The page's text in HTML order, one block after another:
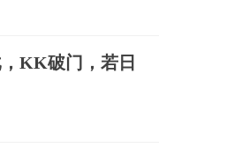
KK破门，若日